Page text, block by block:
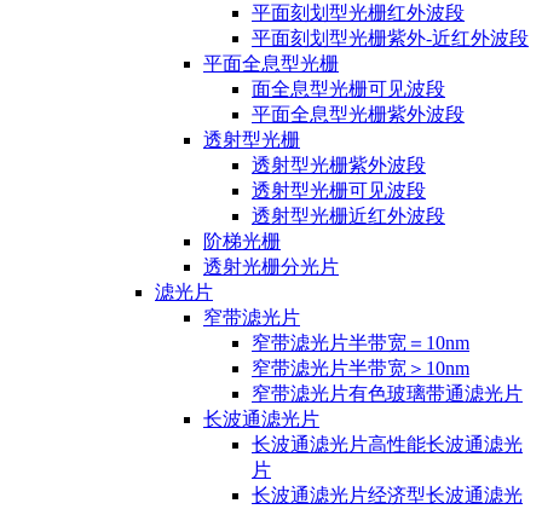
平面刻划型光栅红外波段
平面刻划型光栅紫外-近红外波段
平面全息型光栅
面全息型光栅可见波段
平面全息型光栅紫外波段
透射型光栅
透射型光栅紫外波段
透射型光栅可见波段
透射型光栅近红外波段
阶梯光栅
透射光栅分光片
滤光片
窄带滤光片
窄带滤光片半带宽＝10nm
窄带滤光片半带宽＞10nm
窄带滤光片有色玻璃带通滤光片
长波通滤光片
长波通滤光片高性能长波通滤光
片
长波通滤光片经济型长波通滤光